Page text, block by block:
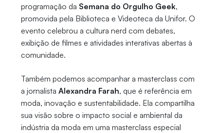
programação da Semana do Orgulho Geek,
promovida pela Biblioteca e Videoteca da Unifor. O
evento celebrou a cultura nerd com debates,
exibição de filmes e atividades interativas abertas à
comunidade.
Também podemos acompanhar a masterclass com
a jornalista Alexandra Farah, que é referência em
moda, inovação e sustentabilidade. Ela compartilha
sua visão sobre o impacto social e ambiental da
indústria da moda em uma masterclass especial